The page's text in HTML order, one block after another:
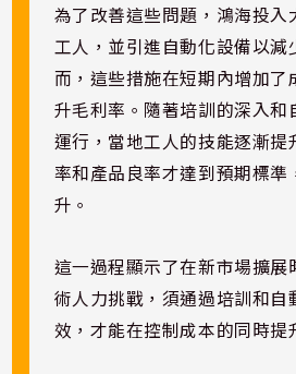
為了改善這些問題，鴻海投入
工人，並引進自動化設備以減
而，這些措施在短期內增加了
升毛利率。隨著培訓的深入和
運行，當地工人的技能逐漸提
率和產品良率才達到預期標準
升。
這一過程顯示了在新市場擴展
術人力挑戰，須通過培訓和自
效，才能在控制成本的同時提